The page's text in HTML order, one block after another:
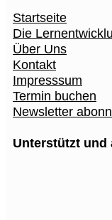
Startseite
Die
Über Uns
Kontakt
Impresssum
Termin buchen
Newsletter
Unterstützt und